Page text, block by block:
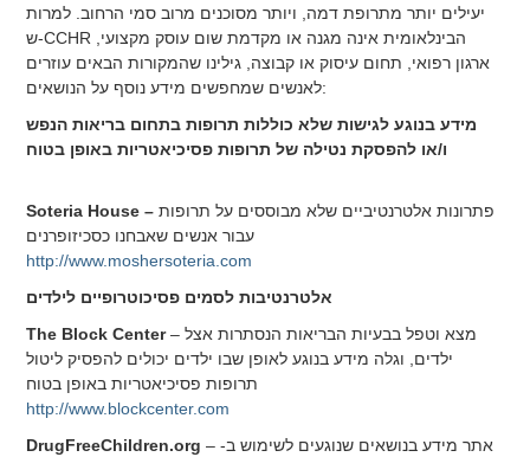
יעילים יותר מתרופת דמה, ויותר מסוכנים מרוב סמי הרחוב. למרות
ש-CCHR הבינלאומית אינה מגנה או מקדמת שום עוסק מקצועי,
ארגון רפואי, תחום עיסוק או קבוצה, גילינו שהמקורות הבאים עוזרים
לאנשים שמחפשים מידע נוסף על הנושאים:
מידע בנוגע לגישות שלא כוללות תרופות בתחום בריאות הנפש
ו/או להפסקת נטילה של תרופות פסיכיאטריות באופן בטוח
Soteria House –פתרונות אלטרנטיביים שלא מבוססים על תרופות
עבור אנשים שאבחנו כסכיזופרנים
http://www.moshersoteria.com
אלטרנטיבות לסמים פסיכוטרופיים לילדים
The Block Center– מצא וטפל בבעיות הבריאות הנסתרות אצל
ילדים, וגלה מידע בנוגע לאופן שבו ילדים יכולים להפסיק ליטול
תרופות פסיכיאטריות באופן בטוח
http://www.blockcenter.com
DrugFreeChildren.org – אתר מידע בנושאים שנוגעים לשימוש ב-